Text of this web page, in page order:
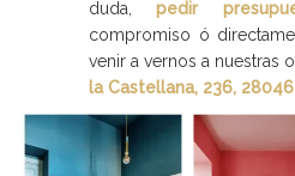
duda,pedir
compromiso ó
venir a vernos a nuestras
la Castellana, 236, 28046